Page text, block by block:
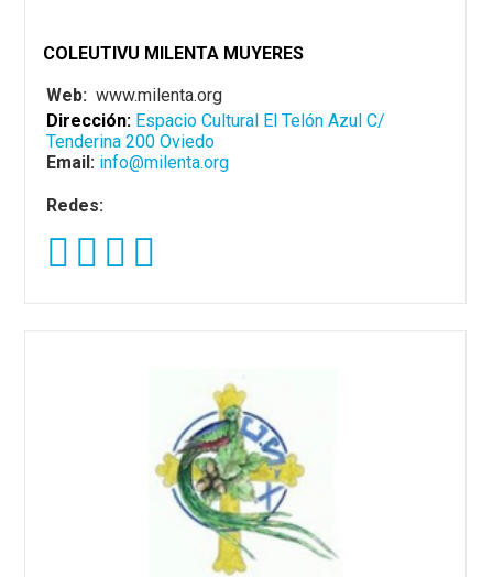
COLEUTIVU MILENTA MUYERES
Web:www.milenta.org
Dirección: Espacio Cultural El Telón Azul C/
Tenderina 200 Oviedo
Email: info@milenta.org
Redes: